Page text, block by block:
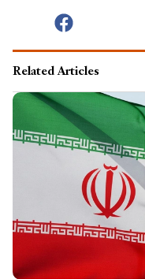
Related Articles